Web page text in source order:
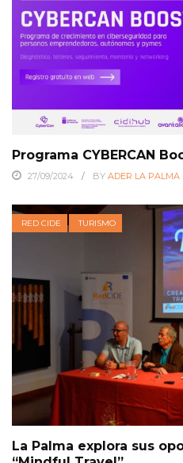
Programa CYBERCAN
27/09/2024 BY ADER LA PALMA
RED CIDE TURISMO
La Palma explora sus